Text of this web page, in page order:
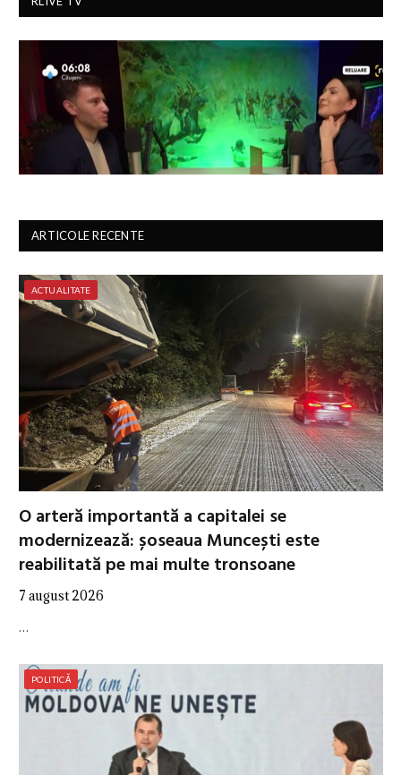
ARTICOLE RECENTE
ACTUALITATE
O arteră importantă a capitalei se
modernizează: șoseaua Muncești este
reabilitată pe mai multe tronsoane
7 august 2026
…
POLITICĂ